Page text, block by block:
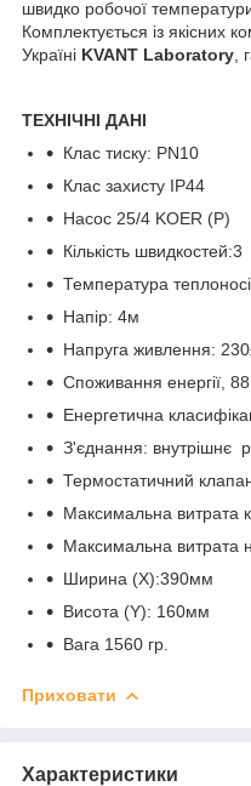
швидко робочої
Комплектується із якісних
Україні KVANT Laboratory ,
ТЕХНІЧНІ ДАНІ
Клас тиску: PN10
Клас захисту IP44
Насос 25/4 KOER (Р)
Кількість швидкостей:3
Температура
Напір: 4м
Напруга живлення:
Споживання енергії,
Енергетична
З'єднання: внутрішнє
Термостатичний
Максимальна витрата
Максимальна витрата
Ширина (X):390мм
Висота (Y): 160мм
Вага 1560 гр.
Приховати
Характеристики